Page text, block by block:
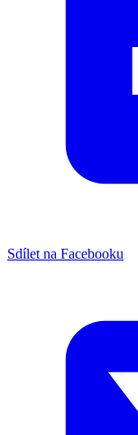
Sdílet na Facebooku